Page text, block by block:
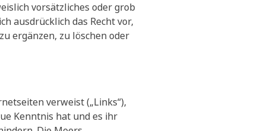
vorsätzliches oder grob
ausdrücklich das Recht vor,
ergänzen, zu löschen oder
verweist („Links“),
Kenntnis hat und es ihr